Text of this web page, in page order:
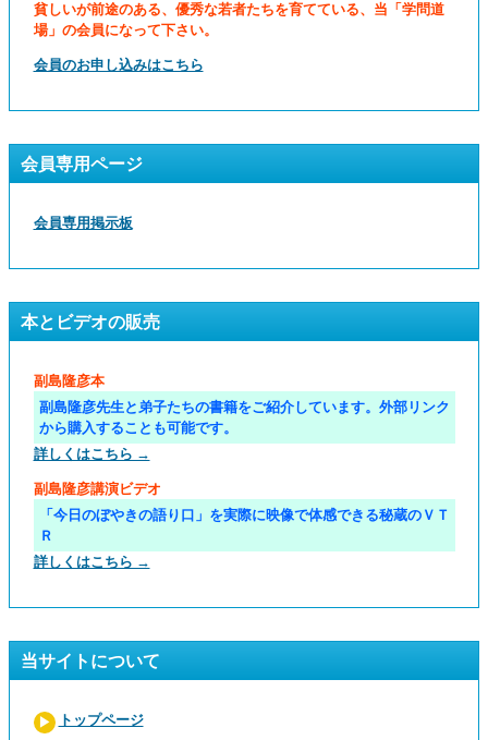
貧しいが前途のある、優秀な若者たちを育てている、当「学問道
場」の会員になって下さい。
会員のお申し込みはこちら
会員専用ページ
会員専用掲示板
本とビデオの販売
副島隆彦本
副島隆彦先生と弟子たちの書籍をご紹介しています。外部リンク
から購入することも可能です。
詳しくはこちら →
副島隆彦講演ビデオ
「今日のぼやきの語り口」を実際に映像で体感できる秘蔵のＶＴ
Ｒ
詳しくはこちら →
当サイトについて
トップページ